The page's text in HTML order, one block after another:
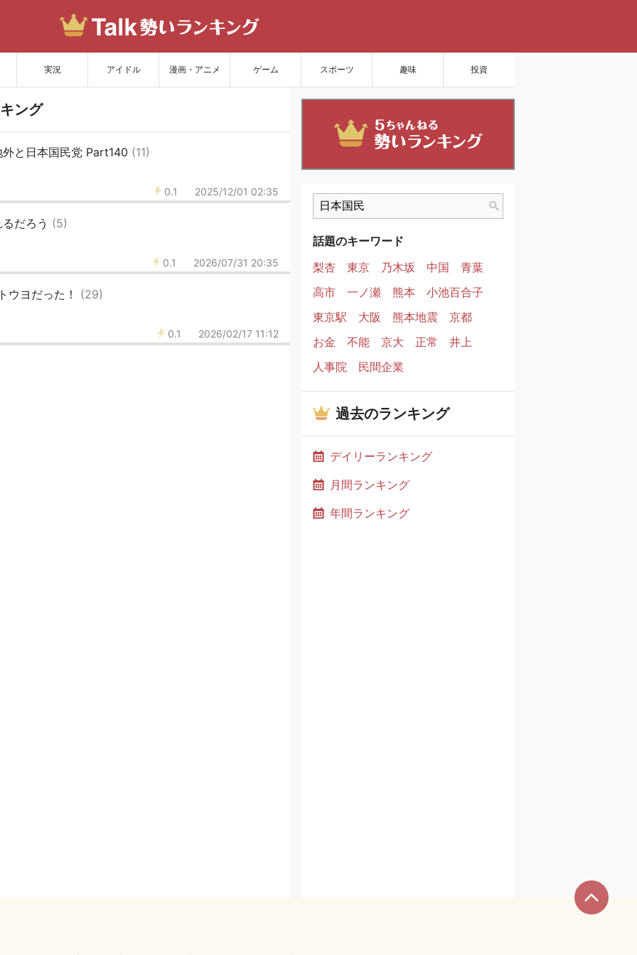
実況 アイドル 漫画・アニメ ゲーム スポーツ 趣味 投資
サイトを更新
ング
と日本国民党 Part140 (11)
0.1 2025/12/01 02:35
だろう (5)
0.1 2026/07/31 20:35
ウヨだった！ (29)
0.1 2026/02/17 11:12
話題のキーワード
梨杏
東京 乃木坂 中国
青葉
高市
一ノ瀬 熊本
小池百合子
東京駅
大阪 熊本地震
京都
お金
不能 京大 正常
井上
人事院
民間企業
過去のランキング
デイリーランキング
月間ランキング
年間ランキング